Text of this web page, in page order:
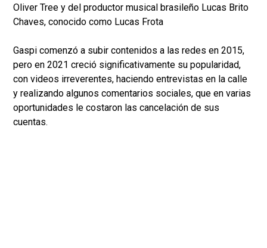
Oliver Tree y del productor musical brasileño Lucas Brito
Chaves, conocido como Lucas Frota
Gaspi comenzó a subir contenidos a las redes en 2015,
pero en 2021 creció significativamente su popularidad,
con videos irreverentes, haciendo entrevistas en la calle
y realizando algunos comentarios sociales, que en varias
oportunidades le costaron las cancelación de sus
cuentas.